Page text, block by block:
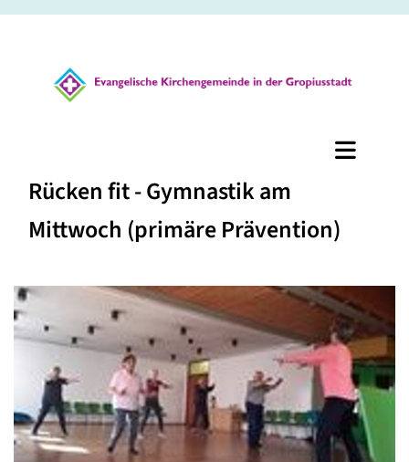
Rücken fit - Gymnastik am
Mittwoch (primäre Prävention)